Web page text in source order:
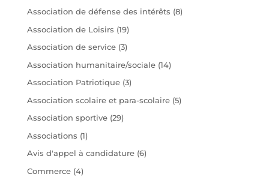
Association de défense des intérêts (8)
Association de Loisirs (19)
Association de service(3)
Association humanitaire/sociale(14)
Association Patriotique(3)
Association scolaire et para-scolaire(5)
Association sportive(29)
Associations (1)
Avis d'appel à candidature(6)
Commerce(4)